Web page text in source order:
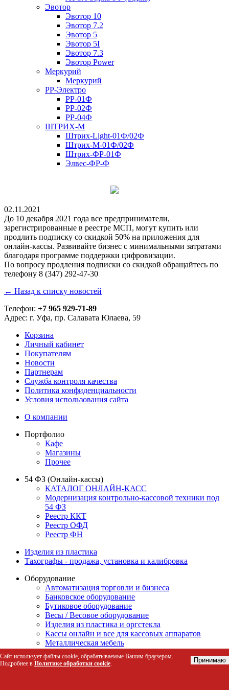
Эвотор
Эвотор 10
Эвотор 7.2
Эвотор 5
Эвотор 5I
Эвотор 7.3
Эвотор Power
Меркурий
Меркурий
РР-Электро
РР-01Ф
РР-02Ф
РР-04Ф
ШТРИХ-М
Штрих-Light-01Ф/02Ф
Штрих-М-01Ф/02Ф
Штрих-ФР-01Ф
Элвес-ФР-Ф
02.11.2021
До 10 декабря 2021 года все предприниматели,
зарегистрированные в реестре МСП, могут купить или
продлить подписку со скидкой 50% на приложения для
онлайн-кассы. Развивайте бизнес с минимальными затратами
благодаря программе поддержки цифровизации.
По вопросу продления подписки со скидкой обращайтесь по
телефону 8 (347) 292-47-30
← Назад к списку новостей
Телефон: +7 965 929-71-89
Адрес: г. Уфа, пр. Салавата Юлаева, 59
Корзина
Личный кабинет
Покупателям
Новости
Партнерам
Служба контроля качества
Политика конфиденциальности
Условия использования сайта
О компании
Портфолио
Кафе
Магазины
Прочее
54 ФЗ (Онлайн-кассы)
КАТАЛОГ ОНЛАЙН-КАСС
Модернизация контрольно-кассовой техники под
54 ФЗ
Реестр ККТ
Реестр ОФД
Реестр ФН
Изделия из пластика
Тахографы - продажа, установка и калибровка
Оборудование
Автоматизация торговли и бизнеса
Банковское оборудование
Бутиковое оборудование
Весы / Весовое оборудование
Изделия из пластика и оргстекла
Кассы онлайн и все для кассовых аппаратов
Металлическая мебель
Клининг
Оборудование для общепита
Сайт использует файлы cookie, обрабатываемые Вашим браузером.
Подробнее в Политике обработки cookie. Принимаю